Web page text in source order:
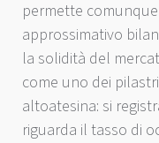
permette
approssimativo
la solidità del
come uno dei
altoatesina: si
riguarda il tasso di